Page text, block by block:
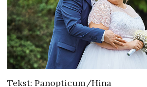
Tekst: Panopticum/Hina